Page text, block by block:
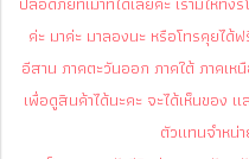
ค่ะ มาค่ะ มาลองนะ หรือโทรคุยได้
อีสาน ภาคตะวันออก ภาคใต้ ภาคเ
เพื่อดูสินค้าได้นะคะ จะได้เห็นของ
ตัวแทนจำหน่